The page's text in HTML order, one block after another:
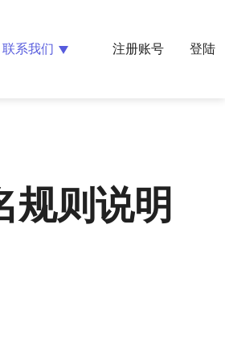
联系我们 注册账号 登陆
规则说明